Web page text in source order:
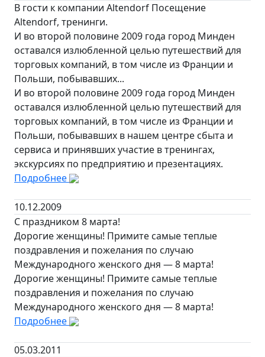
В гости к компании Altendorf Посещение
Altendorf, тренинги.
И во второй половине 2009 года город Минден
оставался излюбленной целью путешествий для
торговых компаний, в том числе из Франции и
Польши, побывавших...
И во второй половине 2009 года город Минден
оставался излюбленной целью путешествий для
торговых компаний, в том числе из Франции и
Польши, побывавших в нашем центре сбыта и
сервиса и принявших участие в тренингах,
экскурсиях по предприятию и презентациях.
Подробнее
10.12.2009
С праздником 8 марта!
Дорогие женщины! Примите самые теплые
поздравления и пожелания по случаю
Международного женского дня — 8 марта!
Дорогие женщины! Примите самые теплые
поздравления и пожелания по случаю
Международного женского дня — 8 марта!
Подробнее
05.03.2011